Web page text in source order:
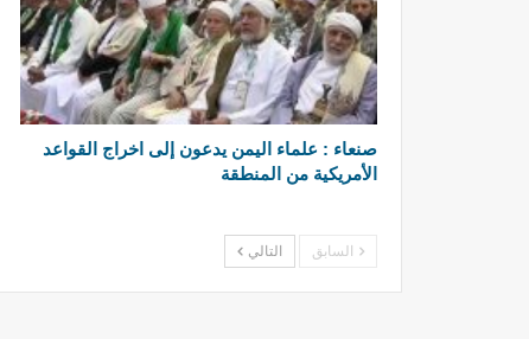
صنعاء : علماء اليمن يدعون إلى اخراج القواعد
الأمريكية من المنطقة
السابق التالي